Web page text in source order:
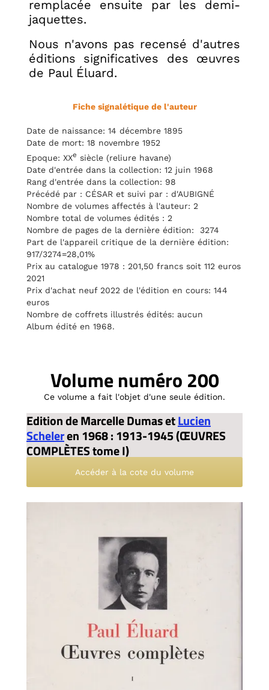
remplacée ensuite par les demi-
jaquettes.
Nous n'avons pas recensé d'autres
éditions significatives des œuvres
de Paul Éluard.
Fiche signalétique de l'auteur
Date de naissance: 14 décembre 1895
Date de mort: 18 novembre 1952
Epoque: XXe siècle (reliure havane)
Date d'entrée dans la collection: 12 juin 1968
Rang d'entrée dans la collection: 98
Précédé par : CÉSAR et suivi par : d'AUBIGNÉ
Nombre de volumes affectés à l'auteur: 2
Nombre total de volumes édités : 2
Nombre de pages de la dernière édition: 3274
Part de l'appareil critique de la dernière édition:
917/3274=28,01%
Prix au catalogue 1978 : 201,50 francs soit 112 euros
2021
Prix d'achat neuf 2022 de l'édition en cours: 144
euros
Nombre de coffrets illustrés édités: aucun
Album édité en 1968.
Volume numéro 200
Ce volume a fait l'objet d'une seule édition.
Accéder à la cote du volume
Edition de Marcelle Dumas etLucien
Scheleren 1968 : 1913-1945 (ŒUVRES
COMPLÈTES tome I)